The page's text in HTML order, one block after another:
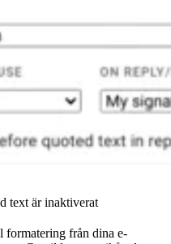
text är inaktiverat
formatering från dina e-